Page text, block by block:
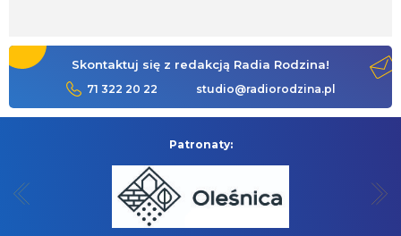
Skontaktuj się z redakcją Radia Rodzina!
71 322 20 22 studio@radiorodzina.pl
Patronaty: